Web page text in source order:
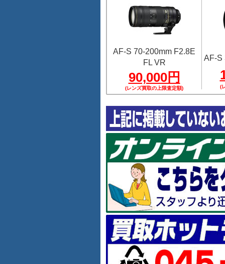
AF-S 70-200mm F2.8E
FL VR
90,000円
(レンズ買取の上限査定額)
AF-S
(